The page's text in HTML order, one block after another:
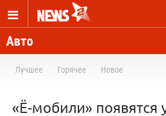
Авто
Лучшее Горячее Новое
«Ё-мобили» появятся